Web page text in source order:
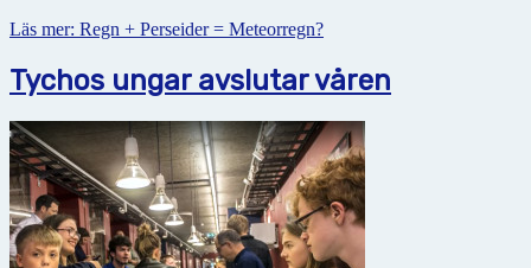
Läs mer: Regn + Perseider = Meteorregn?
Tychos ungar avslutar våren